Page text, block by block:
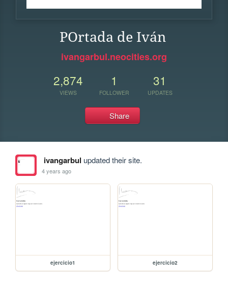
POrtada de Iván
ivangarbul.neocities.org
2,874
VIEWS
1
FOLLOWER
31
UPDATES
Share
ivangarbul updated their site.
4 years ago
ejercicio1 ejercicio2